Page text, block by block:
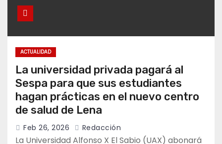
ACTUALIDAD
La universidad privada pagará al
Sespa para que sus estudiantes
hagan prácticas en el nuevo centro
de salud de Lena
Feb 26, 2026 Redacción
La Universidad Alfonso X El Sabio (UAX) abonará